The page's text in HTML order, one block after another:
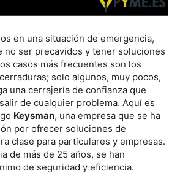
en una situación de emergencia,
no ser precavidos y tener soluciones
casos más frecuentes son los
solo algunos, muy pocos,
una cerrajería de confianza que
de cualquier problema. Aquí es
Keysman, una empresa que se ha
por ofrecer soluciones de
clase para particulares y empresas.
de más de 25 años, se han
de seguridad y eficiencia.